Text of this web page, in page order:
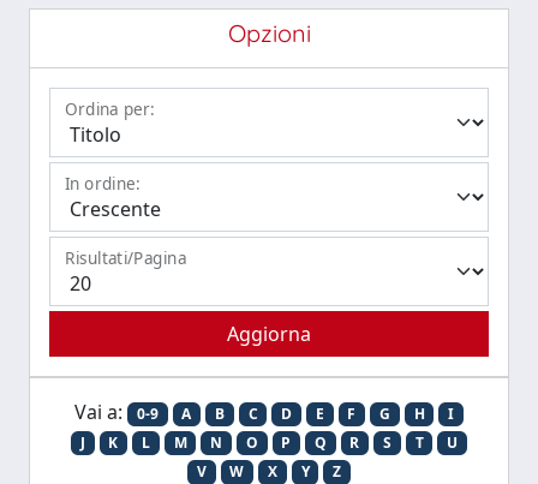
Opzioni
Ordina per:
In ordine:
Risultati/Pagina
Vai a: 0-9 A B C D E F G H
I
J
K L M N O P Q R S T
U
V
W X Y Z